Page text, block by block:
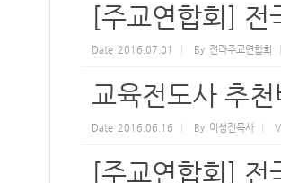
[주교연합회] 전
Date 2016.07.01 By 전라주교연합회
교육전도사 추
Date 2016.06.16 By 이성진목사
[주교연합회] 전